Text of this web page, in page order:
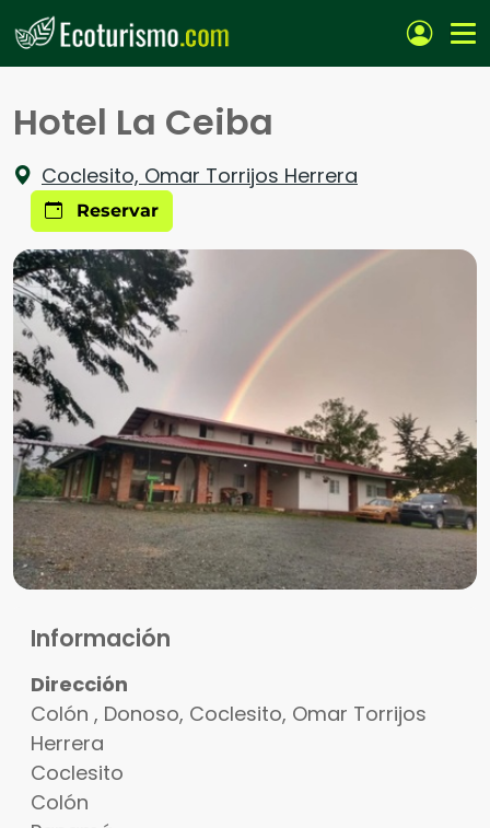
Pasar al contenido principal
Hotel La Ceiba
Coclesito, Omar Torrijos Herrera
Reservar
Información
Dirección
Colón , Donoso, Coclesito, Omar Torrijos
Herrera
Coclesito
Colón